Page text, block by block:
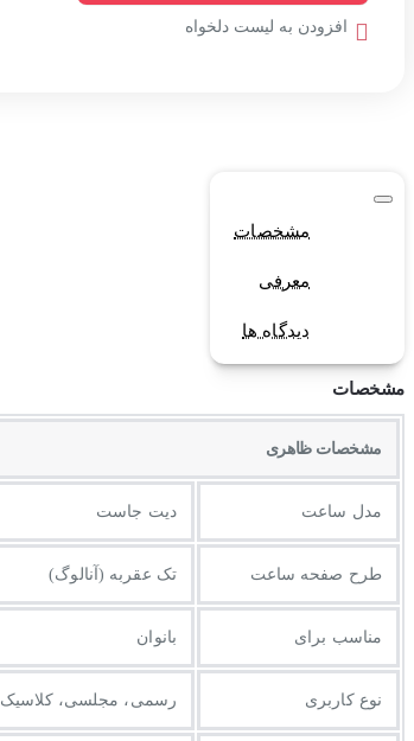
افزودن به لیست دلخواه
مشخصات
معرفی
دیدگاه ها
مشخصات
مشخصات ظاهری
مدل ساعت دیت جاست
طرح صفحه ساعت تک عقربه (آنالوگ)
مناسب برای بانوان
نوع کاربری رسمی، مجلسی، کلاسیک